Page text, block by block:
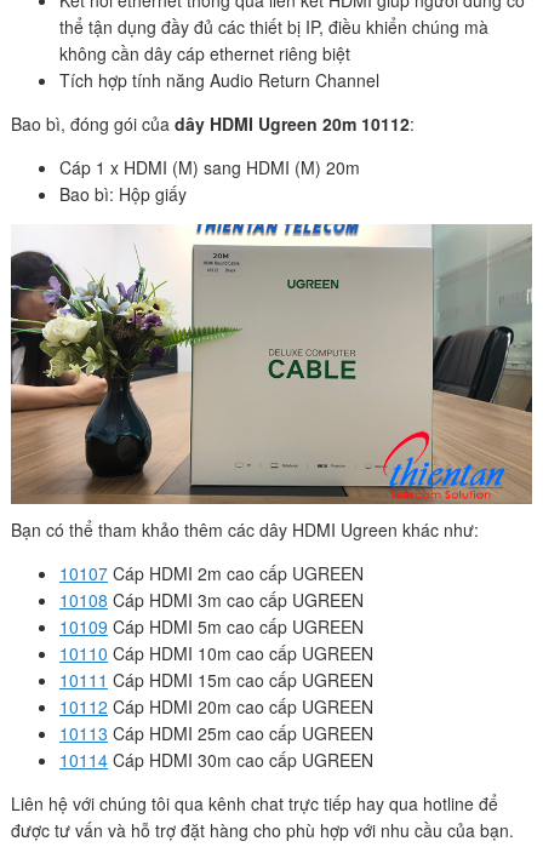
thể tận dụng đầy đủ các thiết bị IP, điều khiển chúng mà
không cần dây cáp ethernet riêng biệt
Tích hợp tính năng Audio Return Channel
Bao bì, đóng gói của dây HDMI Ugreen 20m 10112:
Cáp 1 x HDMI (M) sang HDMI (M) 20m
Bao bì: Hộp giấy
Bạn có thể tham khảo thêm các dây HDMI Ugreen khác như:
10107Cáp HDMI 2m cao cấp UGREEN
10108 Cáp HDMI 3m cao cấp UGREEN
10109 Cáp HDMI 5m cao cấp UGREEN
10110 Cáp HDMI 10m cao cấp UGREEN
10111 Cáp HDMI 15m cao cấp UGREEN
10112 Cáp HDMI 20m cao cấp UGREEN
10113 Cáp HDMI 25m cao cấp UGREEN
10114Cáp HDMI 30m cao cấp UGREEN
Liên hệ với chúng tôi qua kênh chat trực tiếp hay qua hotline để
được tư vấn và hỗ trợ đặt hàng cho phù hợp với nhu cầu của bạn.